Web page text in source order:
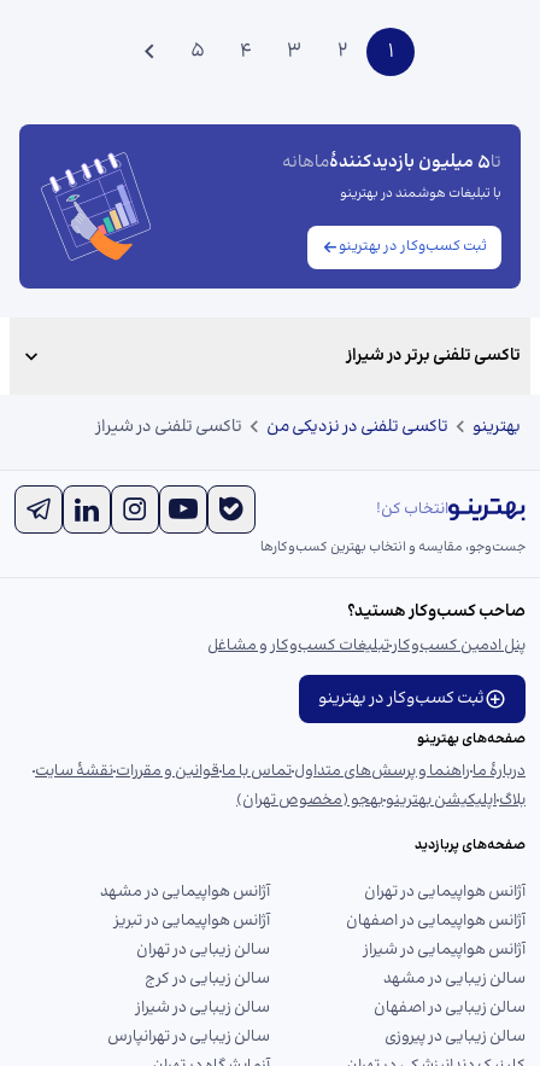
1
2
3
4
5
تا5 میلیون بازدیدکنندهٔ ماهانه
با تبلیغات هوشمند در بهترینو
ثبت کسب‌وکار در بهترینو
تاکسی تلفنی برتر در شیراز
بهترینو تاکسی تلفنی در نزدیکی من تاکسی تلفنی در شیراز
انتخاب کن!
جست‌و‌جو، مقایسه و انتخاب بهترین کسب‌وکارها
صاحب کسب‌وکار هستید؟
پنل ادمین کسب‌وکارتبلیغات کسب‌وکار و مشاغل
ثبت کسب‌وکار در بهترینو
صفحه‌های بهترینو
دربارهٔ ماراهنما و پرسش‌های متداولتماس با ماقوانین و مقرراتنقشهٔ سایت
بلاگاپلیکیشن بهترینوبهجو (مخصوص تهران)
صفحه‌های پربازدید
آژانس هواپیمایی در تهران
آژانس هواپیمایی در مشهد
آژانس هواپیمایی در اصفهان
آژانس هواپیمایی در تبریز
آژانس هواپیمایی در شیراز
سالن زیبایی در تهران
سالن زیبایی در مشهد
سالن زیبایی در کرج
سالن زیبایی در اصفهان
سالن زیبایی در شیراز
سالن زیبایی در پیروزی
سالن زیبایی در تهرانپارس